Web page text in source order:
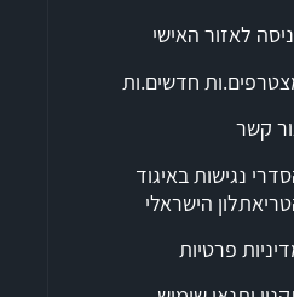
לאזור האישי
חדשים.ות
קשר
נגישות באיגוד
הישראלי
פרטיות